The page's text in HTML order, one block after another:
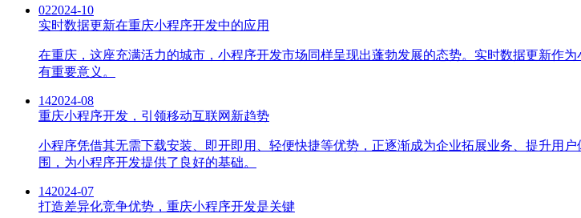
022024-10
实时数据更新在重庆小程序开发中的应用
在重庆，这座充满活力的城市，小程序开发市场同样呈现出蓬勃发展的态势。实时数据更新作
有重要意义。
142024-08
重庆小程序开发，引领移动互联网新趋势
小程序凭借其无需下载安装、即开即用、轻便快捷等优势，正逐渐成为企业拓展业务、提升用
围，为小程序开发提供了良好的基础。
142024-07
打造差异化竞争优势，重庆小程序开发是关键